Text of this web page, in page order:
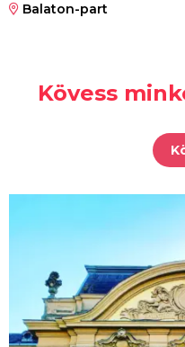
Balaton-part
Kövess